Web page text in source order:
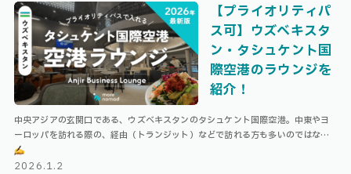
【プライオリティパ
ス可】ウズベキスタ
ン・タシュケント国
際空港のラウンジを
紹介！
中央アジアの玄関口である、ウズベキスタンのタシュケント国際空港。中東やヨ
ーロッパを訪れる際の、経由（トランジット）などで訪れる方も多いのではない
でしょうか。 タシュケント国際空港には、プライオリティパスで利用できるラウ
ン …
2026.1.2